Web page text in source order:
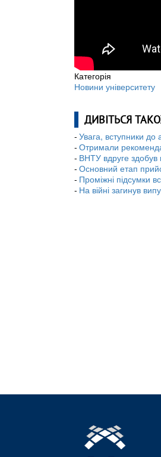
Категорія
Новини університету
ДИВІТЬСЯ
Увага, вступники до
Отримали
ВНТУ вдруге здобув
Основний етап
Проміжні підсумки
На війні загинув